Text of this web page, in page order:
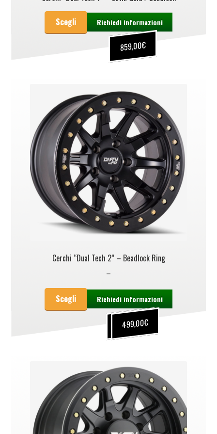
859,00€
Scegli Richiedi informazioni
Cerchi “Dual Tech 2” – Beadlock Ring
339,00€
–
499,00€
Scegli Richiedi informazioni